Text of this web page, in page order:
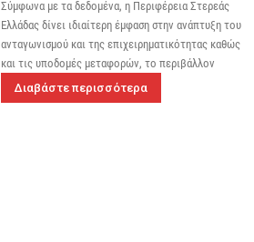
Σύμφωνα με τα δεδομένα, η Περιφέρεια Στερεάς
Ελλάδας δίνει ιδιαίτερη έμφαση στην ανάπτυξη του
ανταγωνισμού και της επιχειρηματικότητας καθώς
και τις υποδομές μεταφορών, το περιβάλλον
Διαβάστε περισσότερα